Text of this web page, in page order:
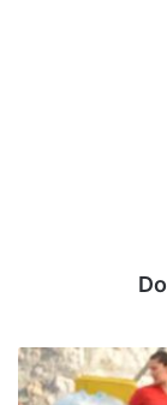
Redan-
Avellino: